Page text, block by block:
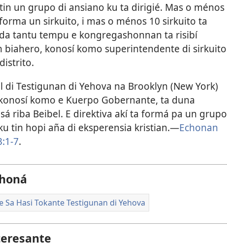
un grupo di ansiano ku ta dirigié. Mas o ménos
un sirkuito, i mas o ménos 10 sirkuito ta
tantu tempu e kongregashonnan ta risibí
biahero, konosí komo superintendente di sirkuito
di Testigunan di Yehova na Brooklyn (New York)
komo e Kuerpo Gobernante, ta duna
riba Beibel. E direktiva akí ta formá pa un grupo
tin hopi aña di eksperensia kristian.—Echonan
7.
Hasi Tokante Testigunan di Yehova